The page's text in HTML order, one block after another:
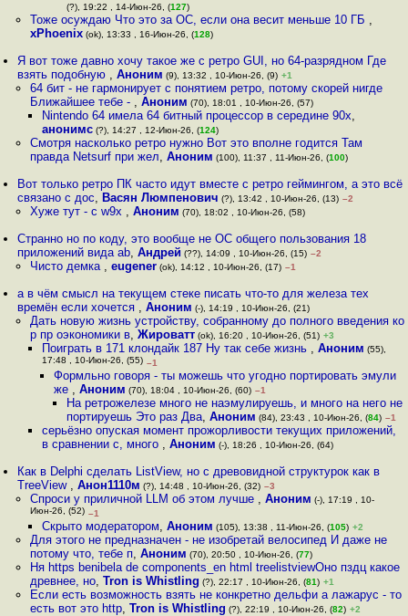
(?), 19:22 , 14-Июн-26, (127)
Тоже осуждаю Что это за ОС, если она весит меньше 10 ГБ ,
xPhoenix(ok), 13:33 , 16-Июн-26, (128)
Я вот тоже давно хочу такое же с ретро GUI, но 64-разрядном Где
взять подобную ,Аноним (9), 13:32 , 10-Июн-26, (9) +1
64 бит - не гармонирует с понятием ретро, потому скорей нигде
Ближайшее тебе - , Аноним (70), 18:01 , 10-Июн-26, (57)
Nintendo 64 имела 64 битный процессор в середине 90х,
анонимс(?), 14:27 , 12-Июн-26, (124)
Смотря насколько ретро нужно Вот это вполне годится Там
правда Netsurf при жел, Аноним (100), 11:37 , 11-Июн-26, (100)
Вот только ретро ПК часто идут вместе с ретро геймингом, а это всё
связано с дос, Васян Люмпенович (?), 13:42 , 10-Июн-26, (13) –2
Хуже тут - с w9x , Аноним (70), 18:02 , 10-Июн-26, (58)
Странно но по коду, это вообще не ОС общего пользования 18
приложений вида ab,Андрей (??), 14:09 , 10-Июн-26, (15) –2
Чисто демка , eugener(ok), 14:12 , 10-Июн-26, (17) –1
а в чём смысл на текущем стеке писать что-то для железа тех
времён если хочется ,Аноним (-), 14:19 , 10-Июн-26, (21)
Дать новую жизнь устройству, собранному до полного введения ко
р пр оэкономики в, Жироватт(ok), 16:20 , 10-Июн-26, (51) +3
Поиграть в 171 клондайк 187 Ну так себе жизнь , Аноним (55),
17:48 , 10-Июн-26, (55) –1
Формльно говоря - ты можешь что угодно портировать эмули
же ,Аноним (70), 18:04 , 10-Июн-26, (60) –1
На ретрожелезе много не наэмулируешь, и много на него не
портируешь Это раз Два, Аноним (84), 23:43 , 10-Июн-26, (84) –1
серьёзно опуская момент прожорливости текущих приложений,
в сравнении с, много , Аноним (-), 18:26 , 10-Июн-26, (64)
Как в Delphi сделать ListView, но с древовидной структурок как в
TreeView ,Анон1110м (?), 14:48 , 10-Июн-26, (32) –3
Спроси у приличной LLM об этом лучше , Аноним (-), 17:19 , 10-
Июн-26, (52) –1
Скрыто модератором, Аноним (105), 13:38 , 11-Июн-26, (105) +2
Для этого не предназначен - не изобретай велосипед И даже не
потому что, тебе п, Аноним (70), 20:50 , 10-Июн-26, (77)
Ня https benibela de components_en html treelistviewОно пздц какое
древнее, но, Tron is Whistling (?), 22:17 , 10-Июн-26, (81) +1
Если есть возможность взять не конкретно дельфи а лажарус - то
есть вот это http, Tron is Whistling (?), 22:19 , 10-Июн-26, (82) +2